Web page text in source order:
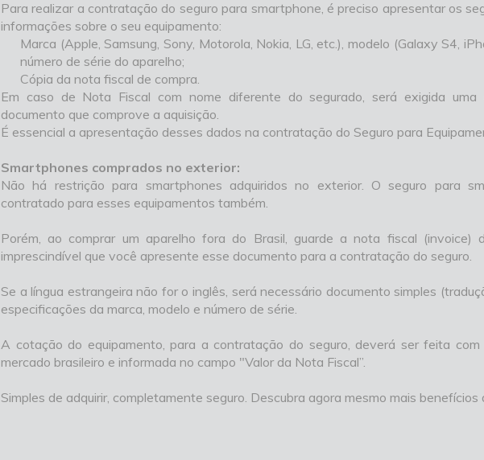
Para realizar a contratação do seguro para smartphone, é preciso apresentar os
informações sobre o seu equipamento:
Marca (Apple, Samsung, Sony, Motorola, Nokia, LG, etc.), modelo (Galaxy S4,
número de série do aparelho;
Cópia da nota fiscal de compra.
Em caso de Nota Fiscal com nome diferente do segurado, será exigida
documento que comprove a aquisição.
É essencial a apresentação desses dados na contratação do Seguro para
Smartphones comprados no exterior:
Não há restrição para smartphones adquiridos no exterior. O seguro para
contratado para esses equipamentos também.
Porém, ao comprar um aparelho fora do Brasil, guarde a nota fiscal (invoice)
imprescindível que você apresente esse documento para a contratação do seguro.
Se a língua estrangeira não for o inglês, será necessário documento simples
especificações da marca, modelo e número de série.
A cotação do equipamento, para a contratação do seguro, deverá ser feita
mercado brasileiro e informada no campo "Valor da Nota Fiscal”.
Simples de adquirir, completamente seguro. Descubra agora mesmo mais